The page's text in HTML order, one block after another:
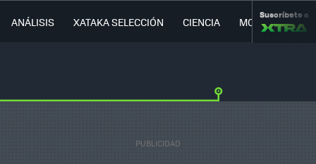
ANÁLISIS XATAKA SELECCIÓN CIENCIA MOVILIDAD
Suscríbete a